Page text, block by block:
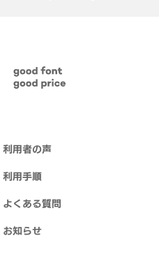
利用者の声
利用手順
よくある質問
お知らせ